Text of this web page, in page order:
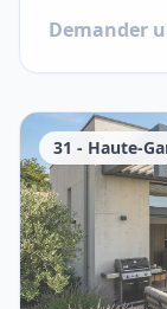
Demander
31 - Haute-